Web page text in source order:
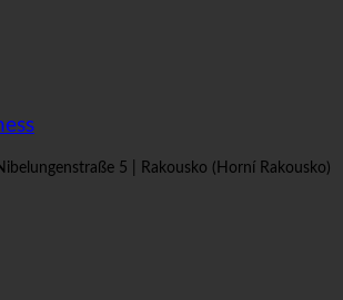
5 | Rakousko (Horní Rakousko)